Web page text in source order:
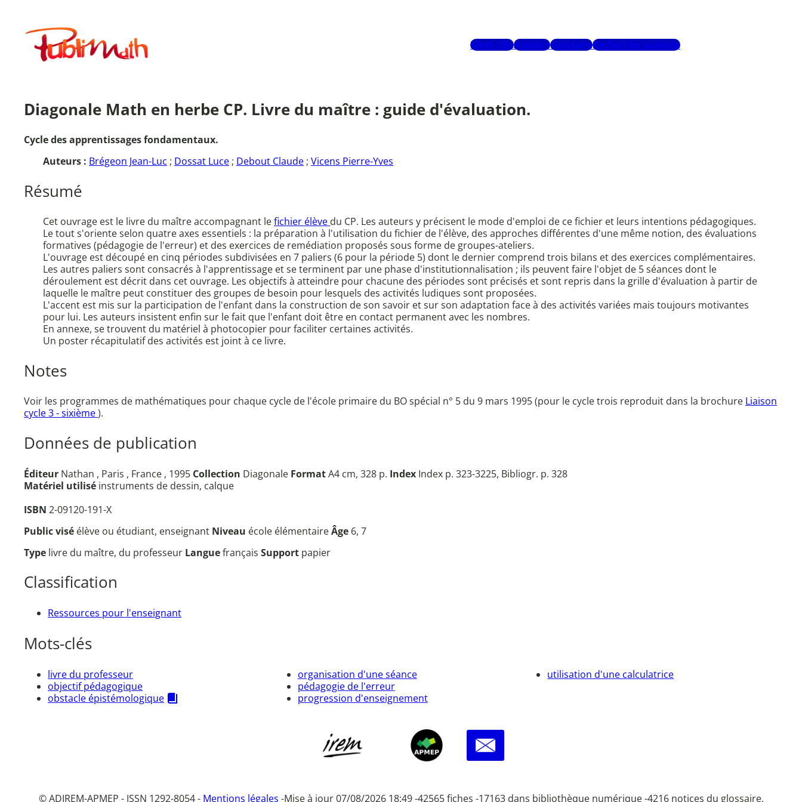
contenuPublimath
Mots-clésAuteursGlossaireRecherche avancée
Diagonale Math en herbe CP. Livre du maître : guide d'évaluation.
Cycle des apprentissages fondamentaux.
Auteurs : Brégeon Jean-Luc ; Dossat Luce ; Debout Claude ; Vicens Pierre-Yves
Résumé
Cet ouvrage est le livre du maître accompagnant lefichier élève du CP. Les auteurs y précisent le mode d'emploi de ce fichier et leurs intentions pédagogiques.
Le tout s'oriente selon quatre axes essentiels : la préparation à l'utilisation du fichier de l'élève, des approches différentes d'une même notion, des évaluations
formatives (pédagogie de l'erreur) et des exercices de remédiation proposés sous forme de groupes-ateliers.
L'ouvrage est découpé en cinq périodes subdivisées en 7 paliers (6 pour la période 5) dont le dernier comprend trois bilans et des exercices complémentaires.
Les autres paliers sont consacrés à l'apprentissage et se terminent par une phase d'institutionnalisation ; ils peuvent faire l'objet de 5 séances dont le
déroulement est décrit dans cet ouvrage. Les objectifs à atteindre pour chacune des périodes sont précisés et sont repris dans la grille d'évaluation à partir de
laquelle le maître peut constituer des groupes de besoin pour lesquels des activités ludiques sont proposées.
L'accent est mis sur la participation de l'enfant dans la construction de son savoir et sur son adaptation face à des activités variées mais toujours motivantes
pour lui. Les auteurs insistent enfin sur le fait que l'enfant doit être en contact permanent avec les nombres.
En annexe, se trouvent du matériel à photocopier pour faciliter certaines activités.
Un poster récapitulatif des activités est joint à ce livre.
Notes
Voir les programmes de mathématiques pour chaque cycle de l'école primaire du BO spécial n° 5 du 9 mars 1995 (pour le cycle trois reproduit dans la brochure Liaison
cycle 3 - sixième).
Données de publication
Éditeur Nathan , Paris , France , 1995 Collection Diagonale FormatA4 cm, 328 p. Index Index p. 323-3225, Bibliogr. p. 328
Matériel utilisé instruments de dessin, calque
ISBN 2-09120-191-X
Public visé élève ou étudiant, enseignant Niveau école élémentaireÂge 6, 7
Type livre du maître, du professeur Languefrançais Support papier
Classification
Ressources pour l'enseignant
Mots-clés
livre du professeur
objectif pédagogique
obstacle épistémologique
organisation d'une séance
pédagogie de l'erreur
progression d'enseignement
utilisation d'une calculatrice
© ADIREM-APMEP - ISSN 1292-8054 - Mentions légales -Mise à jour 07/08/2026 18:49 -42565 fiches -17163 dans bibliothèque numérique -4216 notices du glossaire.